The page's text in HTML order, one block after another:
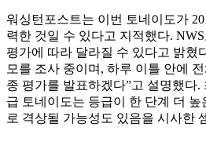
워싱턴포스트는 이번 토네이도가
력한 것일 수 있다고 지적했다.
평가에 따라 달라질 수 있다고 밝혔
모를 조사 중이며, 하루 이틀 안에
종 평가를 발표하겠다”고 설명했다.
급 토네이도는 등급이 한 단계 더 높
로 격상될 가능성도 있음을 시사한